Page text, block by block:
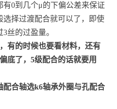
0到几个μ的下偏公差来保证
选择过渡配合就可以了，即使
丝的过盈量。
有的时候也要看材料，还有
底了，5级配合的话就要用
配合轴选k6轴承外圈与孔配合